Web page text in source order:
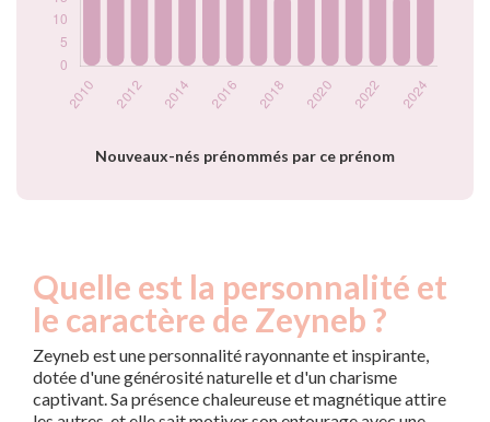
Nouveaux-nés prénommés par ce prénom
Popularité du
2022
26
Quelle est la personnalité et
le caractère de Zeyneb ?
Zeyneb est une personnalité rayonnante et inspirante,
dotée d'une générosité naturelle et d'un charisme
captivant. Sa présence chaleureuse et magnétique attire